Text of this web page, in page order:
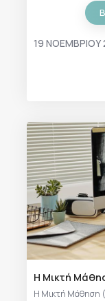
19 ΝΟΕΜΒΡΊΟΥ
Η Μικτή
Η Μικτή Μάθηση